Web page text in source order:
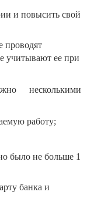
и повысить свой
проводят
учитывают ее при
несколькими
работу;
было не больше 1
банка и